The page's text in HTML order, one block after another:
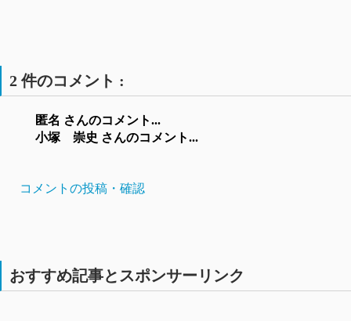
2 件のコメント :
匿名 さんのコメント...
小塚 崇史 さんのコメント...
コメントの投稿・確認
おすすめ記事とスポンサーリンク